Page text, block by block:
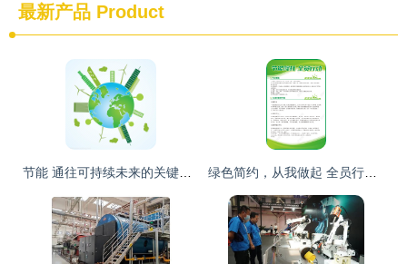
最新产品 Product